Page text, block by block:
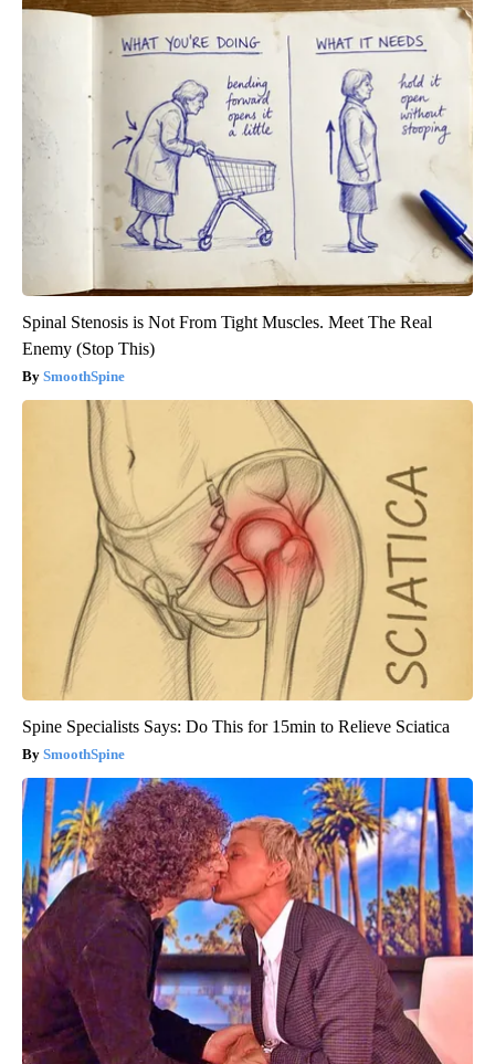
Spinal Stenosis is Not From Tight Muscles. Meet The Real
Enemy (Stop This)
SmoothSpine
Spine Specialists Says: Do This for 15min to Relieve Sciatica
SmoothSpine